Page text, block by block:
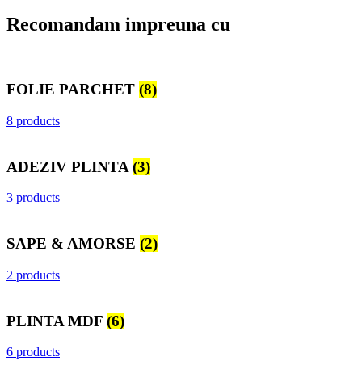
Recomandam impreuna cu
FOLIE PARCHET (8)
8 products
ADEZIV PLINTA (3)
3 products
SAPE & AMORSE (2)
2 products
PLINTA MDF (6)
6 products